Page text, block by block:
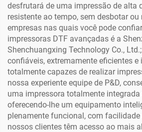
desfrutará de uma impressão de alta
resistente ao tempo, sem desbotar ou
empresas nas quais você pode
impressoras DTF avançadas é a
Shenchuangxing Technology Co.,
confiáveis, extremamente eficientes e
totalmente capazes de realizar
nossa experiente equipe de P&D,
uma impressora totalmente
oferecendo-lhe um equipamento
plenamente funcional, com facilidade
nossos clientes têm acesso ao mais